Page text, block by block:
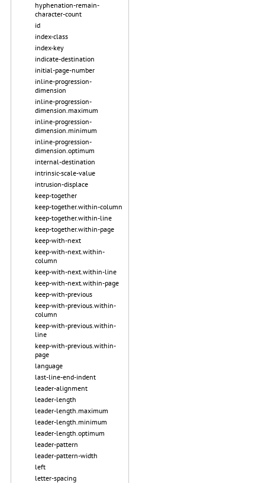
hyphenation-remain-
character-count
id
index-class
index-key
indicate-destination
initial-page-number
inline-progression-
dimension
inline-progression-
dimension.maximum
inline-progression-
dimension.minimum
inline-progression-
dimension.optimum
internal-destination
intrinsic-scale-value
intrusion-displace
keep-together
keep-together.within-column
keep-together.within-line
keep-together.within-page
keep-with-next
keep-with-next.within-
column
keep-with-next.within-line
keep-with-next.within-page
keep-with-previous
keep-with-previous.within-
column
keep-with-previous.within-
line
keep-with-previous.within-
page
language
last-line-end-indent
leader-alignment
leader-length
leader-length.maximum
leader-length.minimum
leader-length.optimum
leader-pattern
leader-pattern-width
left
letter-spacing